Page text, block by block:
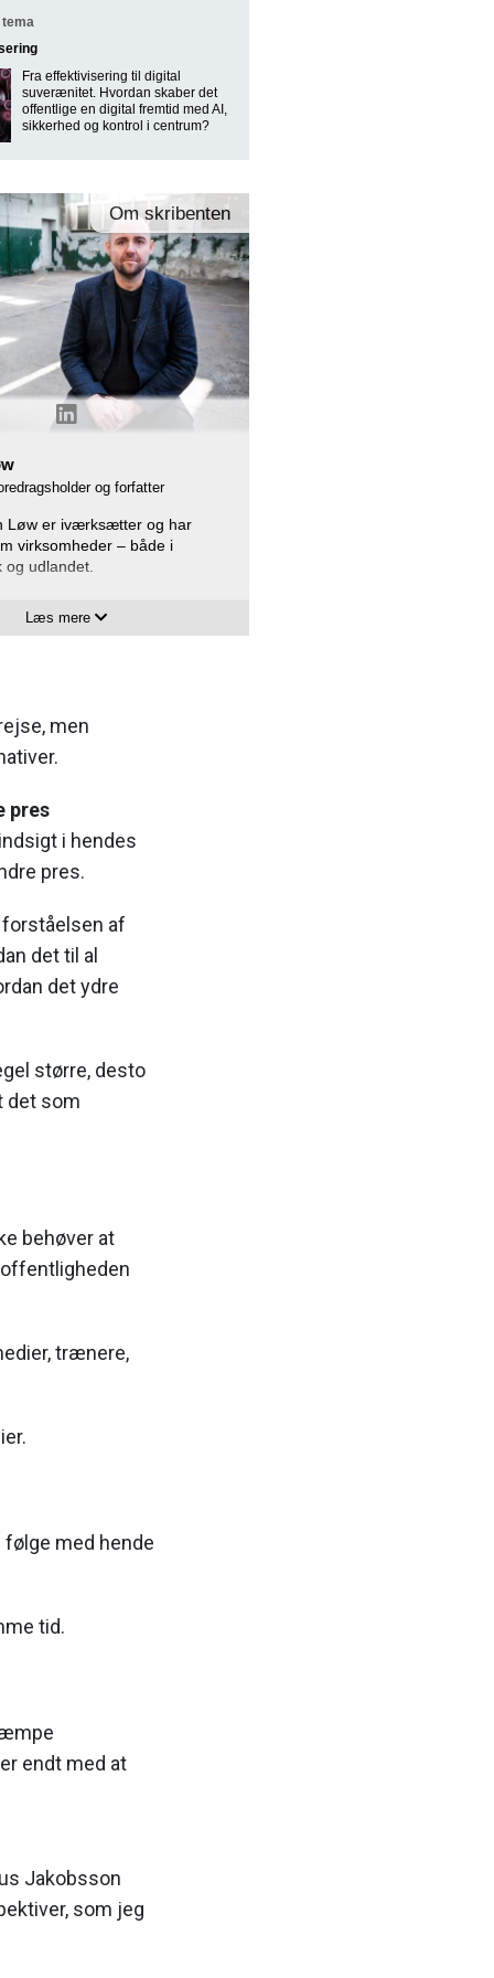
Fra effektivisering til digital
suverænitet. Hvordan skaber det
offentlige en digital fremtid med AI,
sikkerhed og kontrol i centrum?
og forfatter
Løw er iværksætter og har
virksomheder – både i
og udlandet.
har tidligere kåret Jonathan
har derudover en baggrund
innovationschef og
skrevet bøgerne ”Listen
og
Læs mere
men
pres
i hendes
pres.
forståelsen af
det til al
det ydre
større, desto
det som
behøver at
trænere,
følge med hende
tid.
endt med at
Jakobsson
som jeg